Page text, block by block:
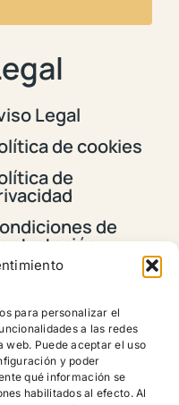
para personalizar el
a las redes
Puede aceptar el uso
y poder
qué información se
habilitados al efecto. Al
Legal
de cookies
de
de
y
y
de